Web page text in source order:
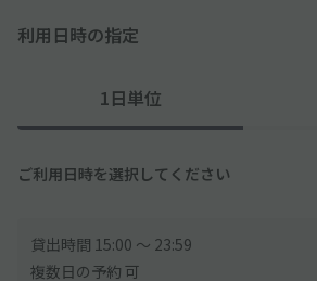
利用日時の指定
1日単位
ご利用日時を選択してください
貸出時間 15:00 〜 23:59
複数日の予約 可